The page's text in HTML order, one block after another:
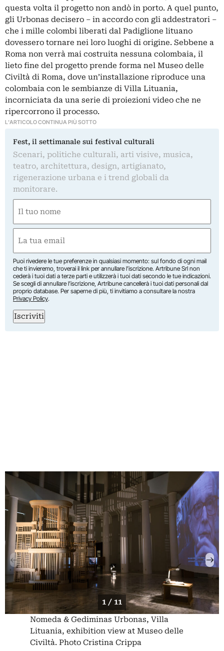
questa volta il progetto non andò in porto. A quel punto,
gli Urbonas decisero – in accordo con gli addestratori –
che i mille colombi liberati dal Padiglione lituano
dovessero tornare nei loro luoghi di origine. Sebbene a
Roma non verrà mai costruita nessuna colombaia, il
lieto fine del progetto prende forma nel Museo delle
Civiltà di Roma, dove un’installazione riproduce una
colombaia con le sembianze di Villa Lituania,
incorniciata da una serie di proiezioni video che ne
ripercorrono il processo.
L'ARTICOLO CONTINUA PIÙ SOTTO
Fest, il settimanale sui festival culturali
Scenari, politiche culturali, arti visive, musica,
teatro, architettura, design, artigianato,
rigenerazione urbana e i trend globali da
monitorare.
(Obbligatorio)
Nome
(Obbligatorio)
Puoi rivedere le tue preferenze in qualsiasi momento: sul fondo di ogni mail
che ti invieremo, troverai il link per annullare l’iscrizione. Artribune Srl non
cederà i tuoi dati a terze parti e utilizzerà i tuoi dati secondo le tue indicazioni.
Se scegli di annullare l’iscrizione, Artribune cancellerà i tuoi dati personali dal
proprio database. Per saperne di più, ti invitiamo a consultare la nostra
Privacy Policy.
Iscriviti
1 / 11
Nomeda & Gediminas Urbonas, Villa
Lituania, exhibition view at Museo delle
Civiltà. Photo Cristina Crippa